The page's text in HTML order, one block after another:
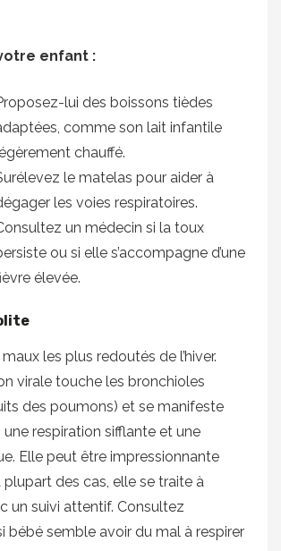
enfant :
lui des boissons tièdes
comme son lait infantile
chauffé.
le matelas pour aider à
les voies respiratoires.
un médecin si la toux
ou si elle s’accompagne d’une
élevée.
maux les plus redoutés de l’hiver.
virale touche les bronchioles
des poumons) et se manifeste
une respiration sifflante et une
Elle peut être impressionnante
plupart des cas, elle se traite à
un suivi attentif. Consultez
bébé semble avoir du mal à respirer